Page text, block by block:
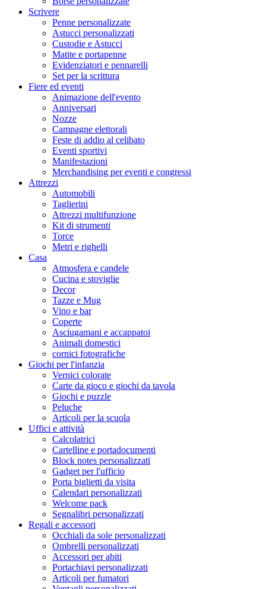
Scrivere
Penne personalizzate
Astucci personalizzati
Custodie e Astucci
Matite e portapenne
Evidenziatori e pennarelli
Set per la scrittura
Fiere ed eventi
Animazione dell'evento
Anniversari
Nozze
Campagne elettorali
Feste di addio al celibato
Eventi sportivi
Manifestazioni
Merchandising per eventi e congressi
Attrezzi
Automobili
Taglierini
Attrezzi multifunzione
Kit di strumenti
Torce
Metri e righelli
Casa
Atmosfera e candele
Cucina e stoviglie
Decor
Tazze e Mug
Vino e bar
Coperte
Asciugamani e accappatoi
Animali domestici
cornici fotografiche
Giochi per l'infanzia
Vernici colorate
Carte da gioco e giochi da tavola
Giochi e puzzle
Peluche
Articoli per la scuola
Uffici e attività
Calcolatrici
Cartelline e portadocumenti
Block notes personalizzati
Gadget per l'ufficio
Porta biglietti da visita
Calendari personalizzati
Welcome pack
Segnalibri personalizzati
Regali e accessori
Occhiali da sole personalizzati
Ombrelli personalizzati
Accessori per abiti
Portachiavi personalizzati
Articoli per fumatori